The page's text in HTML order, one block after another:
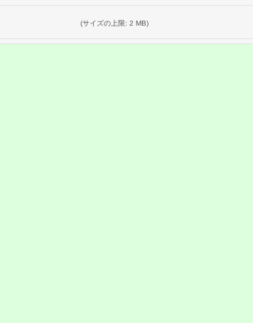
(サイズの上限: 2 MB)